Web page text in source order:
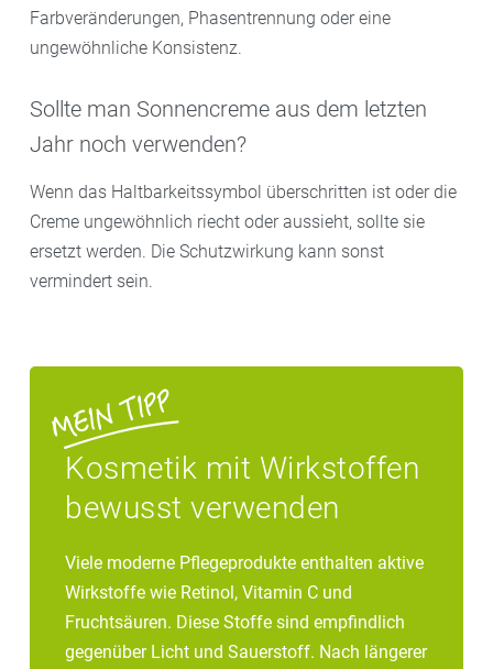
Farbveränderungen, Phasentrennung oder eine
ungewöhnliche Konsistenz.
Sollte man Sonnencreme aus dem letzten
Jahr noch verwenden?
Wenn das Haltbarkeitssymbol überschritten ist oder die
Creme ungewöhnlich riecht oder aussieht, sollte sie
ersetzt werden. Die Schutzwirkung kann sonst
vermindert sein.
Kosmetik mit Wirkstoffen
bewusst verwenden
Viele moderne Pflegeprodukte enthalten aktive
Wirkstoffe wie Retinol, Vitamin C und
Fruchtsäuren. Diese Stoffe sind empfindlich
gegenüber Licht und Sauerstoff. Nach längerer